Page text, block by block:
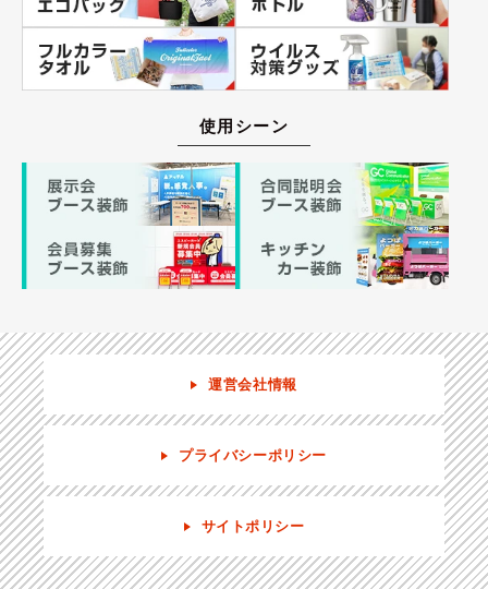
使用シーン
運営会社情報
プライバシーポリシー
サイトポリシー